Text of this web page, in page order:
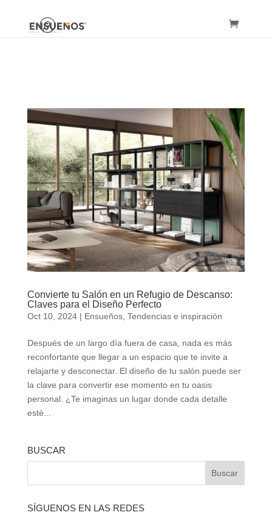
Convierte tu Salón en un Refugio de Descanso:
Claves para el Diseño Perfecto
Oct 10, 2024| Ensueños, Tendencias e inspiración
Después de un largo día fuera de casa, nada es más
reconfortante que llegar a un espacio que te invite a
relajarte y desconectar. El diseño de tu salón puede ser
la clave para convertir ese momento en tu oasis
personal. ¿Te imaginas un lugar donde cada detalle
esté...
BUSCAR
SÍGUENOS EN LAS REDES